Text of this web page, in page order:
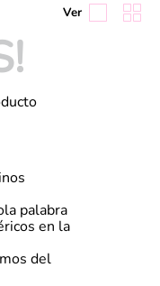
palabra
en la
del